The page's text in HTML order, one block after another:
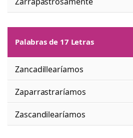
Palabras de 17 Letras
Zancadillearíamos
Zaparrastraríamos
Zascandilearíamos